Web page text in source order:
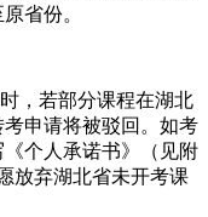
省份。
，若部分课程在湖北
申请将被驳回。如考
个人承诺书》（见附
放弃湖北省未开考课